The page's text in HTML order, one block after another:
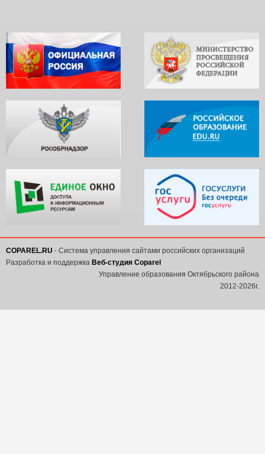
COPAREL.RU - Система управления сайтами российских организаций
Разработка и поддержка Веб-студия Coparel
Управление образования Октябрьского района
2012-2026г.